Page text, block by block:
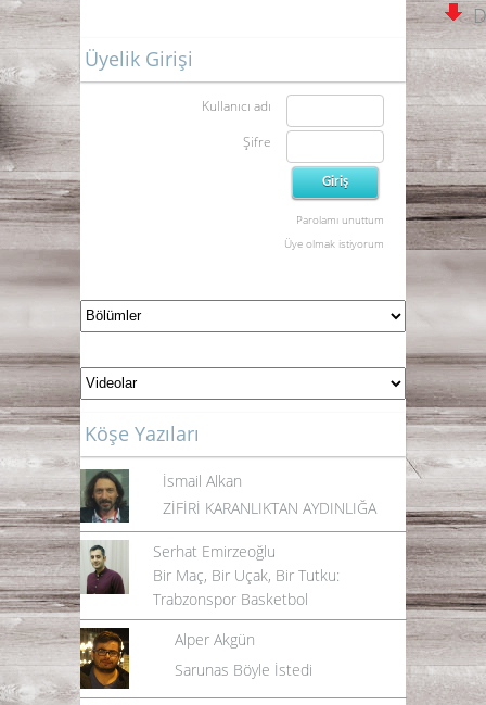
Üyelik Girişi
Kullanıcı adı
Şifre
Parolamı unuttum
Üye olmak istiyorum
Köşe Yazıları
İsmail Alkan
ZİFİRİ KARANLIKTAN AYDINLIĞA
Serhat Emirzeoğlu
Bir Maç, Bir Uçak, Bir Tutku:
Trabzonspor Basketbol
Alper Akgün
Sarunas Böyle İstedi